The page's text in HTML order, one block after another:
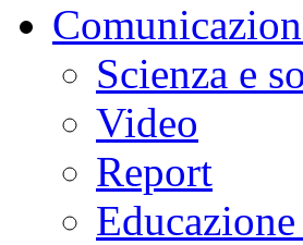
Scienza e
Video
Report